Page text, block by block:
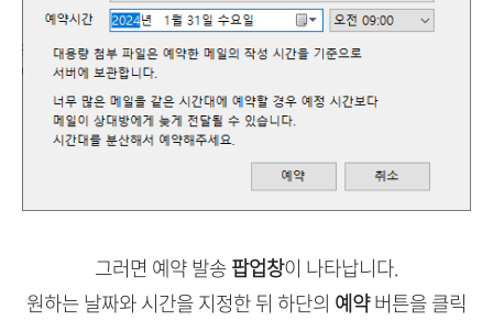
그러면 예약 발송팝업창이 나타납니다.
원하는 날짜와 시간을 지정한 뒤 하단의 예약버튼을 클릭